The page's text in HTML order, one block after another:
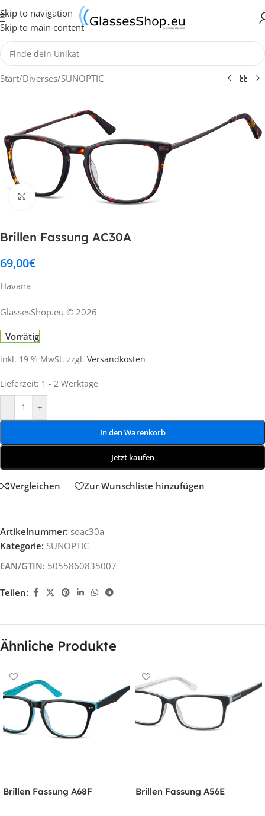
Skip to navigation
Skip to main content
Start/Diverses/SUNOPTIC
Klick zum Vergrößern
Brillen Fassung AC30A
69,00€
Havana
GlassesShop.eu © 2026
Vorrätig
inkl. 19 % MwSt. zzgl. Versandkosten
Lieferzeit: 1 - 2 Werktage
- +
In den Warenkorb
Jetzt kaufen
Vergleichen Zur Wunschliste hinzufügen
Artikelnummer: soac30a
Kategorie: SUNOPTIC
EAN/GTIN: 5055860835007
Teilen:
Ähnliche Produkte
Brillen Fassung A68F Brillen Fassung A56E